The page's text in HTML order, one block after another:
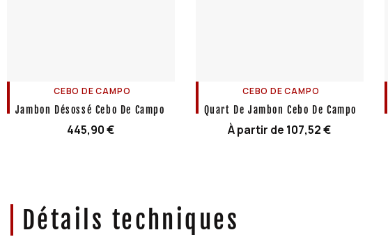
CEBO DE CAMPO
Jambon Désossé Cebo De Campo
445,90€
CEBO DE CAMPO
Quart De Jambon Cebo De Campo
À partir de 107,52€
Détails techniques